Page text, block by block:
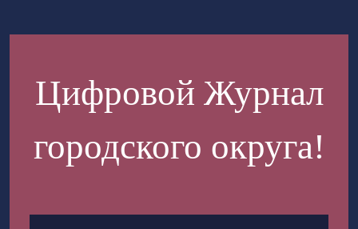
Цифровой Журнал
городского округа!